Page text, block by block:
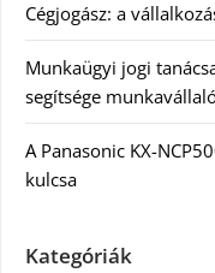
Cégjogász: a
Munkaügyi jogi
segítsége
A Panasonic KX-
kulcsa
Kategóriák